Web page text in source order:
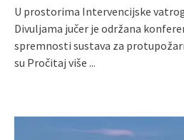
U prostorima Intervencijske
Divuljama jučer je održana
spremnosti sustava za
su Pročitaj više ...